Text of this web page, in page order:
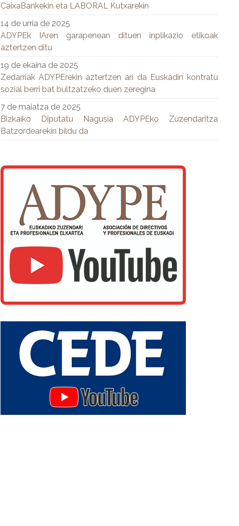
CaixaBankekin eta LABORAL Kutxarekin
14 de urria de 2025
ADYPEk IAren garapenean dituen inplikazio etikoak
aztertzen ditu
19 de ekaina de 2025
Zedarriak ADYPErekin aztertzen ari da Euskadin kontratu
sozial berri bat bultzatzeko duen zeregina
7 de maiatza de 2025
Bizkaiko Diputatu Nagusia ADYPEko Zuzendaritza
Batzordearekin bildu da